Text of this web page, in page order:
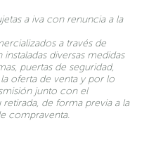
a iva con renuncia a la
a través de
diversas medidas
puertas de seguridad,
oferta de venta y por lo
junto con el
de forma previa a la
compraventa.